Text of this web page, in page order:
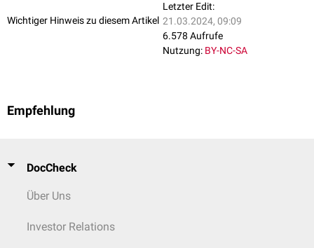
Wichtiger Hinweis zu diesem Artikel
Letzter Edit:
21.03.2024, 09:09
6.578 Aufrufe
Nutzung: BY-NC-SA
Empfehlung
DocCheck
Über Uns
Investor Relations